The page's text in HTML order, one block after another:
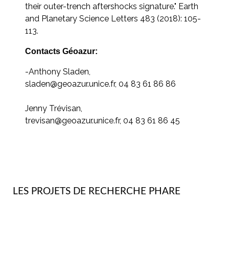
their outer-trench aftershocks signature." Earth
and Planetary Science Letters 483 (2018): 105-
113.
Contacts Géoazur:
-Anthony Sladen,
sladen@geoazur.unice.fr, 04 83 61 86 86
Jenny Trévisan,
trevisan@geoazur.unice.fr, 04 83 61 86 45
LES PROJETS DE RECHERCHE PHARE